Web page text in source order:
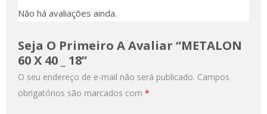
Não há avaliações ainda.
Seja O Primeiro A Avaliar “METALON
60 X 40 _ 18”
O seu endereço de e-mail não será publicado. Campos
obrigatórios são marcados com *